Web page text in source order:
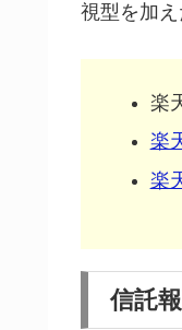
視型を加
楽
楽
楽
信託